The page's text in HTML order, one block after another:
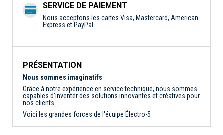
SERVICE DE PAIEMENT
Nous acceptons les cartes Visa, Mastercard, American
Express et PayPal.
PRÉSENTATION
Nous sommes imaginatifs
Grâce à notre expérience en service technique, nous sommes
capables d'inventer des solutions innovantes et créatives pour
nos clients.
Voici les grandes forces de l'équipe Électro-5